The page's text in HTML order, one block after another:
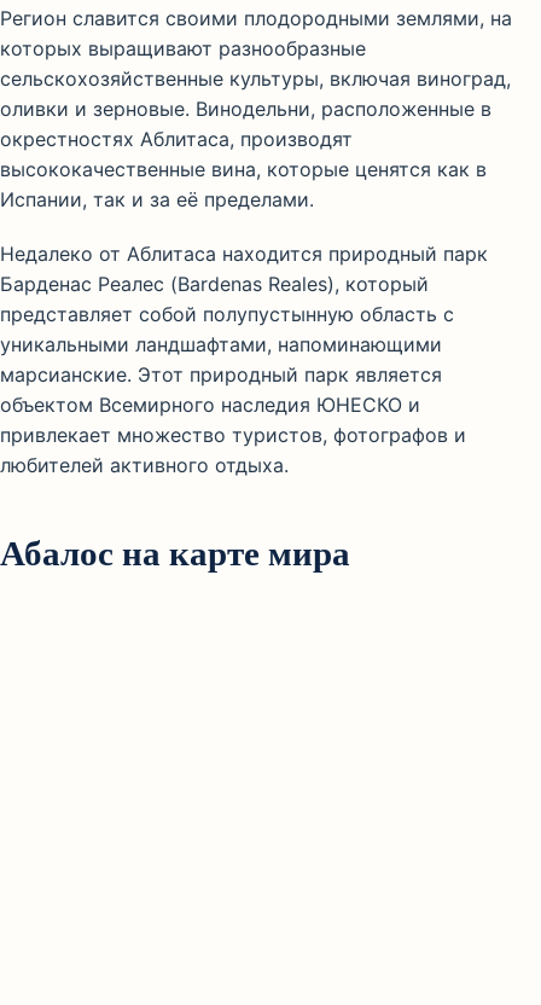
Регион славится своими плодородными землями, на
которых выращивают разнообразные
сельскохозяйственные культуры, включая виноград,
оливки и зерновые. Винодельни, расположенные в
окрестностях Аблитаса, производят
высококачественные вина, которые ценятся как в
Испании, так и за её пределами.
Недалеко от Аблитаса находится природный парк
Барденас Реалес (Bardenas Reales), который
представляет собой полупустынную область с
уникальными ландшафтами, напоминающими
марсианские. Этот природный парк является
объектом Всемирного наследия ЮНЕСКО и
привлекает множество туристов, фотографов и
любителей активного отдыха.
Абалос на карте мира